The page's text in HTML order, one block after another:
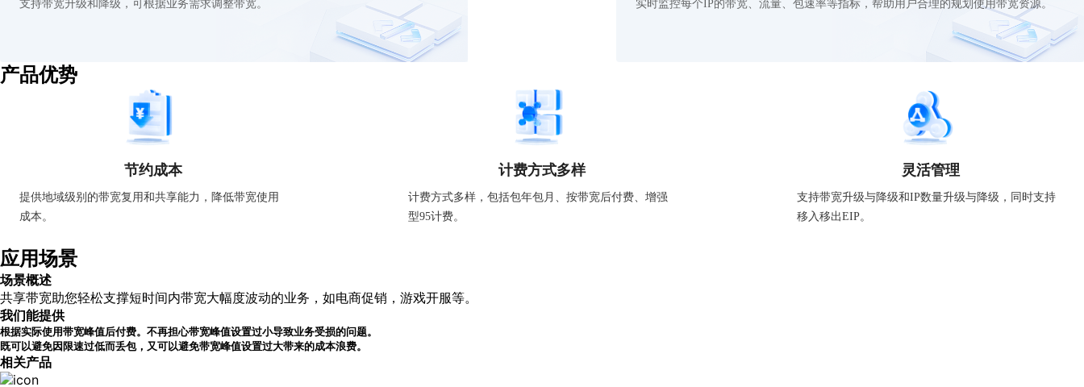
支持带宽升级和降级，可根据业务需求调整带宽。 实时监控每个IP的带宽、流量、包速率等指标，帮助用户合理的规划使用带宽资源。
产品优势
节约成本
提供地域级别的带宽复用和共享能力，降低带宽使用
成本。
计费方式多样
计费方式多样，包括包年包月、按带宽后付费、增强
型95计费。
灵活管理
支持带宽升级与降级和IP数量升级与降级，同时支持
移入移出EIP。
应用场景
场景概述
共享带宽助您轻松支撑短时间内带宽大幅度波动的业务，如电商促销，游戏开服等。
我们能提供
根据实际使用带宽峰值后付费。不再担心带宽峰值设置过小导致业务受损的问题。
既可以避免因限速过低而丢包，又可以避免带宽峰值设置过大带来的成本浪费。
相关产品